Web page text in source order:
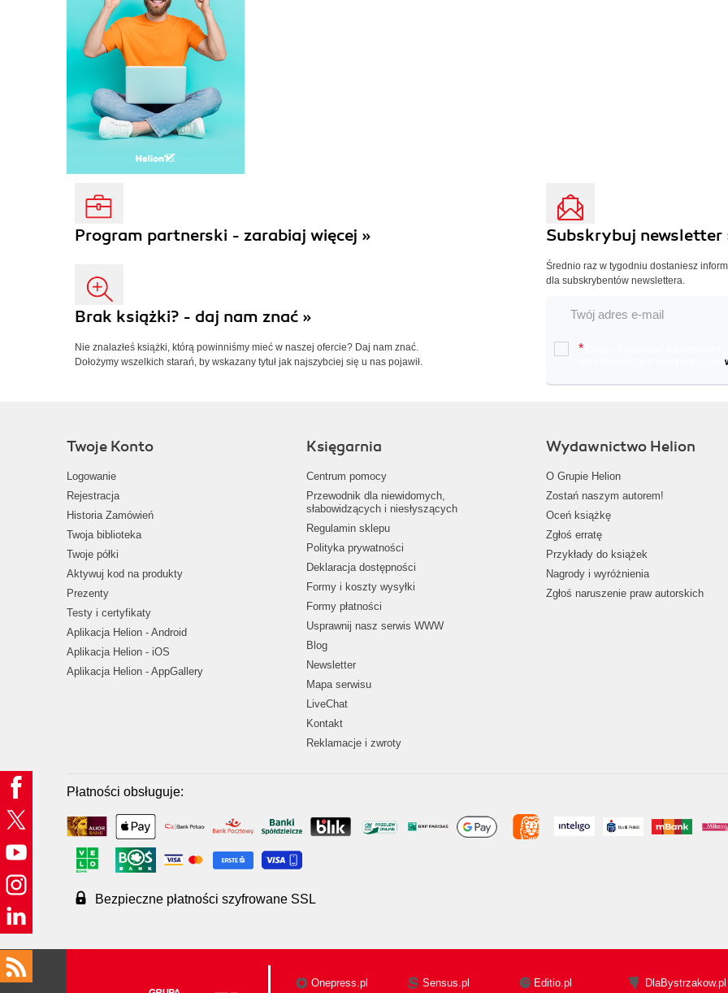
Program partnerski - zarabiaj więcej »
Brak książki? - daj nam znać »
Nie znalazłeś książki, którą powinniśmy mieć w naszej ofercie? Daj nam znać.
Dołożymy wszelkich starań, by wskazany tytuł jak najszybciej się u nas pojawił.
Subskrybuj newsletter
Średnio raz w tygodniu dostaniesz
dla subskrybentów newslettera.
*
Twoje Konto
Logowanie
Rejestracja
Historia Zamówień
Twoja biblioteka
Twoje półki
Aktywuj kod na produkty
Prezenty
Testy i certyfikaty
Aplikacja Helion - Android
Aplikacja Helion - iOS
Aplikacja Helion - AppGallery
Księgarnia
Centrum pomocy
Przewodnik dla niewidomych,
słabowidzących i niesłyszących
Regulamin sklepu
Polityka prywatności
Deklaracja dostępności
Formy i koszty wysyłki
Formy płatności
Usprawnij nasz serwis WWW
Blog
Newsletter
Mapa serwisu
LiveChat
Kontakt
Reklamacje i zwroty
Wydawnictwo Helion
O Grupie Helion
Zostań naszym autorem!
Oceń książkę
Zgłoś erratę
Przykłady do książek
Nagrody i wyróżnienia
Zgłoś naruszenie praw autorskich
Płatności obsługuje:
Bezpieczne płatności szyfrowane SSL
Onepress.pl Sensus.pl Editio.pl DlaBystrzakow.pl